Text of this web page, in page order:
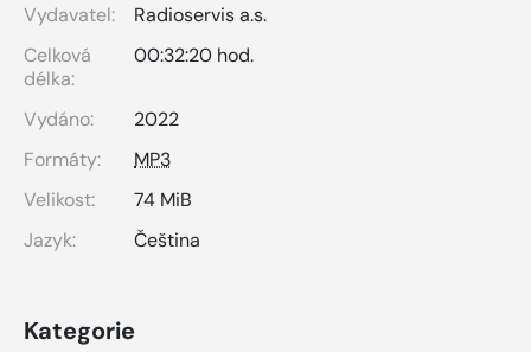
Vydavatel:
Radioservis a.s.
Celková
délka:
00:32:20 hod.
Vydáno:
2022
Formáty:
MP3
Velikost:
74 MiB
Jazyk:
Čeština
Kategorie